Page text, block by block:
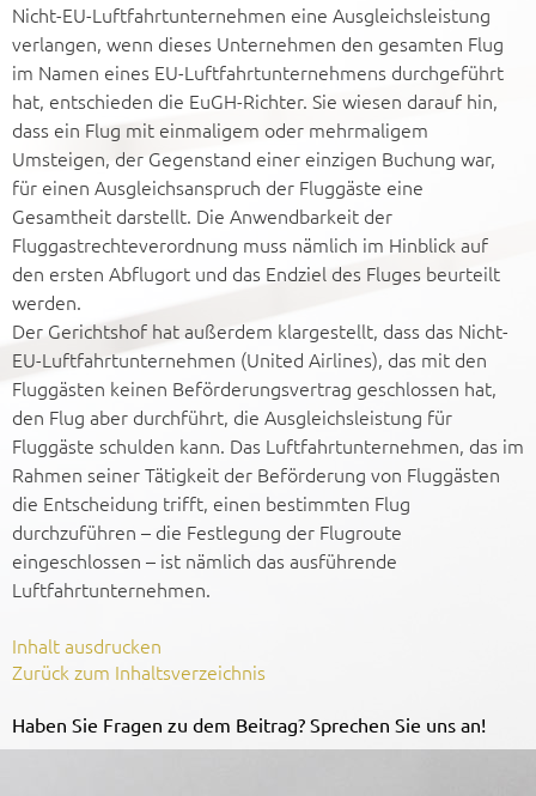
Nicht-EU-Luftfahrtunternehmen eine Ausgleichsleistung
verlangen, wenn dieses Unternehmen den gesamten Flug
im Namen eines EU-Luftfahrtunternehmens durchgeführt
hat, entschieden die EuGH-Richter. Sie wiesen darauf hin,
dass ein Flug mit einmaligem oder mehrmaligem
Umsteigen, der Gegenstand einer einzigen Buchung war,
für einen Ausgleichsanspruch der Fluggäste eine
Gesamtheit darstellt. Die Anwendbarkeit der
Fluggastrechteverordnung muss nämlich im Hinblick auf
den ersten Abflugort und das Endziel des Fluges beurteilt
werden.
Der Gerichtshof hat außerdem klargestellt, dass das Nicht-
EU-Luftfahrtunternehmen (United Airlines), das mit den
Fluggästen keinen Beförderungsvertrag geschlossen hat,
den Flug aber durchführt, die Ausgleichsleistung für
Fluggäste schulden kann. Das Luftfahrtunternehmen, das im
Rahmen seiner Tätigkeit der Beförderung von Fluggästen
die Entscheidung trifft, einen bestimmten Flug
durchzuführen – die Festlegung der Flugroute
eingeschlossen – ist nämlich das ausführende
Luftfahrtunternehmen.
Inhalt ausdrucken
Zurück zum Inhaltsverzeichnis
Haben Sie Fragen zu dem Beitrag? Sprechen Sie uns an!